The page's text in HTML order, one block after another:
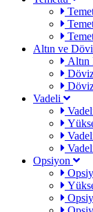
Altın ve
Altın
Vadeli
Opsiyon